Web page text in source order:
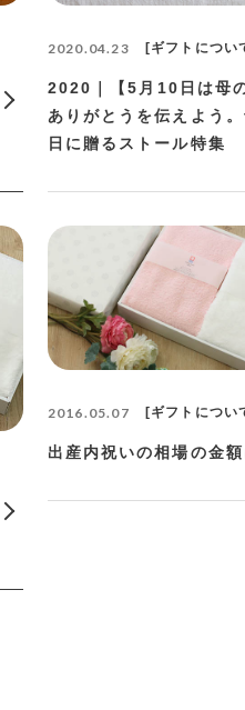
2020.04.23 ギフトについ
2020｜【5月10日は母
ありがとうを伝えよう
日に贈るストール特集
2016.05.07 ギフトについ
出産内祝いの相場の金額